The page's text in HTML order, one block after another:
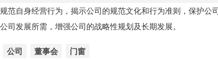
范自身经营行为，揭示公司的规范文化和行为准则，保护公
发展所需，增强公司的战略性规划及长期发展。
公司 董事会 门窗